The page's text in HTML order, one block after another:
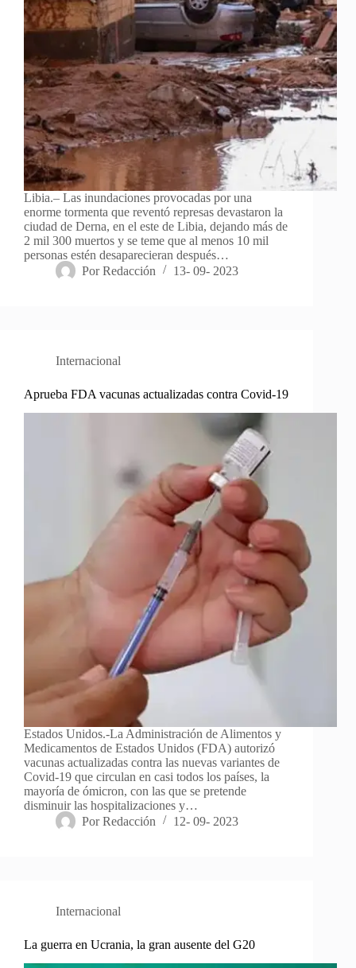
Libia.– Las inundaciones provocadas por una
enorme tormenta que reventó represas devastaron la
ciudad de Derna, en el este de Libia, dejando más de
2 mil 300 muertos y se teme que al menos 10 mil
personas estén desaparecieran después…
Por Redacción 13- 09- 2023
Internacional
Aprueba FDA vacunas actualizadas contra Covid-19
Estados Unidos.-La Administración de Alimentos y
Medicamentos de Estados Unidos (FDA) autorizó
vacunas actualizadas contra las nuevas variantes de
Covid-19 que circulan en casi todos los países, la
mayoría de ómicron, con las que se pretende
disminuir las hospitalizaciones y…
Por Redacción 12- 09- 2023
Internacional
La guerra en Ucrania, la gran ausente del G20